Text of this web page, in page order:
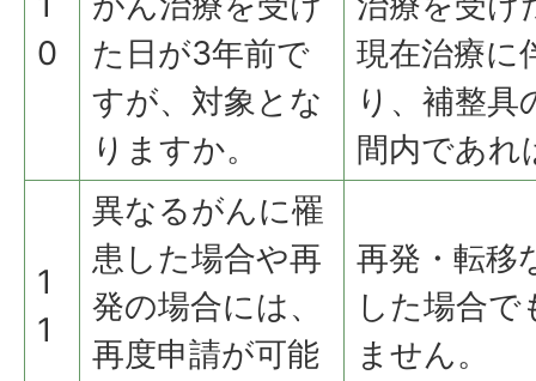
0
た日が3年前で
すが、対象とな
りますか。
現在治療に
り、補整具
間内であれ
1
1
異なるがんに罹
患した場合や再
発の場合には、
再度申請が可能
再発・転移
した場合で
ません。